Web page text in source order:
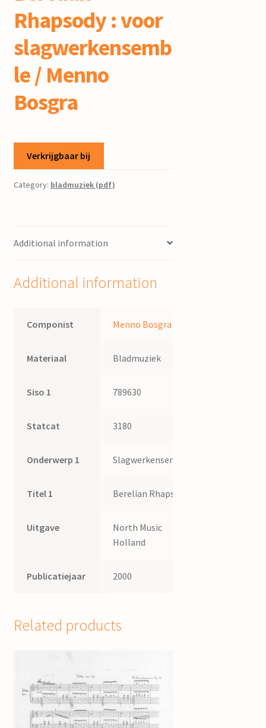
Rhapsody : voor
slagwerkensemb
le / Menno
Bosgra
Verkrijgbaar bij
Category: bladmuziek (pdf)
Additional information
Additional information
Componist Menno Bosgra
Materiaal Bladmuziek
Siso 1 789630
Statcat 3180
Onderwerp 1 Slagwerkensemble
Titel 1 Berelian Rhapsody
Uitgave
North Music
Holland
Publicatiejaar 2000
Related products